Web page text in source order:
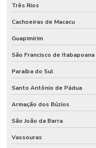
Três Rios
Cachoeiras de Macacu
Guapimirim
São Francisco de Itabapoana
Paraíba do Sul
Santo Antônio de Pádua
Armação dos Búzios
São João da Barra
Vassouras